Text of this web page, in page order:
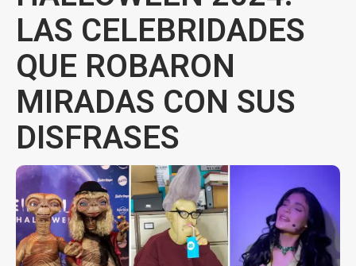
LAS CELEBRIDADES
QUE ROBARON
MIRADAS CON SUS
DISFRASES